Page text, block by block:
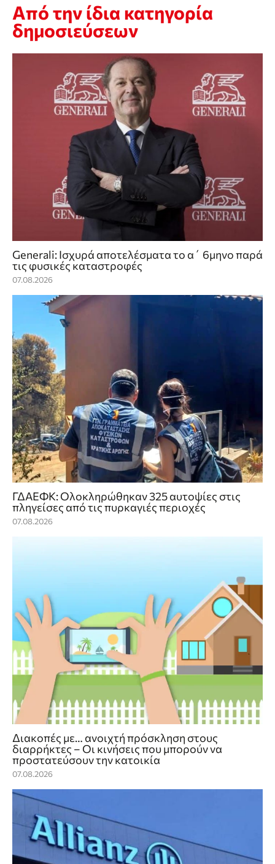
Από την ίδια κατηγορία
δημοσιεύσεων
Generali: Ισχυρά αποτελέσματα το α΄ 6μηνο παρά
τις φυσικές καταστροφές
07.08.2026
ΓΔΑΕΦΚ: Ολοκληρώθηκαν 325 αυτοψίες στις
πληγείσες από τις πυρκαγιές περιοχές
07.08.2026
Διακοπές με… ανοιχτή πρόσκληση στους
διαρρήκτες – Οι κινήσεις που μπορούν να
προστατεύσουν την κατοικία
07.08.2026